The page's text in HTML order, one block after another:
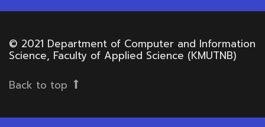
© 2021 Department of Computer and Information
Science, Faculty of Applied Science (KMUTNB)
Back to top